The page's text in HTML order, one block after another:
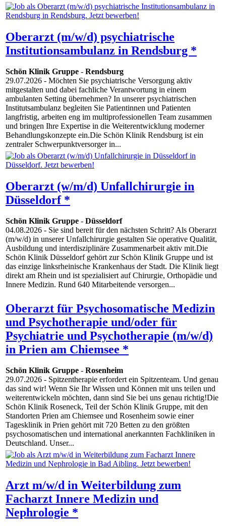
Oberarzt (m/w/d) psychiatrische
Institutionsambulanz in Rendsburg *
Schön Klinik Gruppe - Rendsburg
29.07.2026 - Möchten Sie psychiatrische Versorgung aktiv
mitgestalten und dabei fachliche Verantwortung in einem
ambulanten Setting übernehmen? In unserer psychiatrischen
Institutsambulanz begleiten Sie Patientinnen und Patienten
langfristig, arbeiten eng im multiprofessionellen Team zusammen
und bringen Ihre Expertise in die Weiterentwicklung moderner
Behandlungskonzepte ein.Die Schön Klinik Rendsburg ist ein
zentraler Schwerpunktversorger in...
Oberarzt (w/m/d) Unfallchirurgie in
Düsseldorf *
Schön Klinik Gruppe - Düsseldorf
04.08.2026 - Sie sind bereit für den nächsten Schritt? Als Oberarzt
(m/w/d) in unserer Unfallchirurgie gestalten Sie operative Qualität,
Ausbildung und interdisziplinäre Zusammenarbeit aktiv mit.Die
Schön Klinik Düsseldorf gehört zur Schön Klinik Gruppe und ist
das einzige linksrheinische Krankenhaus der Stadt. Die Klinik liegt
direkt am Rhein und ist spezialisiert auf Chirurgie, Orthopädie und
Innere Medizin. Rund 640 Mitarbeitende versorgen...
Oberarzt für Psychosomatische Medizin
und Psychotherapie und/oder für
Psychiatrie und Psychotherapie (m/w/d)
in Prien am Chiemsee *
Schön Klinik Gruppe - Rosenheim
29.07.2026 - Spitzentherapie erfordert ein Spitzenteam. Und genau
das sind wir! Wenn Sie Ihr Wissen und Können mit uns teilen und
weiterentwickeln möchten, dann sind Sie bei uns genau richtig!Die
Schön Klinik Roseneck, Teil der Schön Klinik Gruppe, mit den
Standorten Prien am Chiemsee und Rosenheim sowie einer
Tagesklinik in Prien gehört mit 720 Betten zu den größten
psychosomatischen und international anerkannten Fachkliniken in
Deutschland. Unser...
Arzt m/w/d in Weiterbildung zum
Facharzt Innere Medizin und
Nephrologie *